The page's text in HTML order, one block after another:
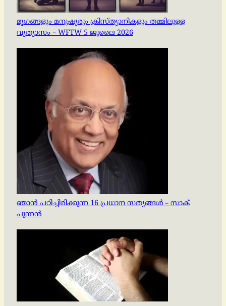
മൃഗങ്ങളും മനുഷ്യരും ക്രിസ്ത്യാനികളും തമ്മിലുള്ള
വ്യത്യാസം – WFTW 5 ജൂലൈ 2026
ഞാൻ പഠിച്ചിരിക്കുന്ന 16 പ്രധാന സത്യങ്ങൾ – സാക്
പുന്നൻ